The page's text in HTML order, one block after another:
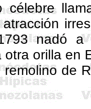
célebre
nadó a
orilla en
de